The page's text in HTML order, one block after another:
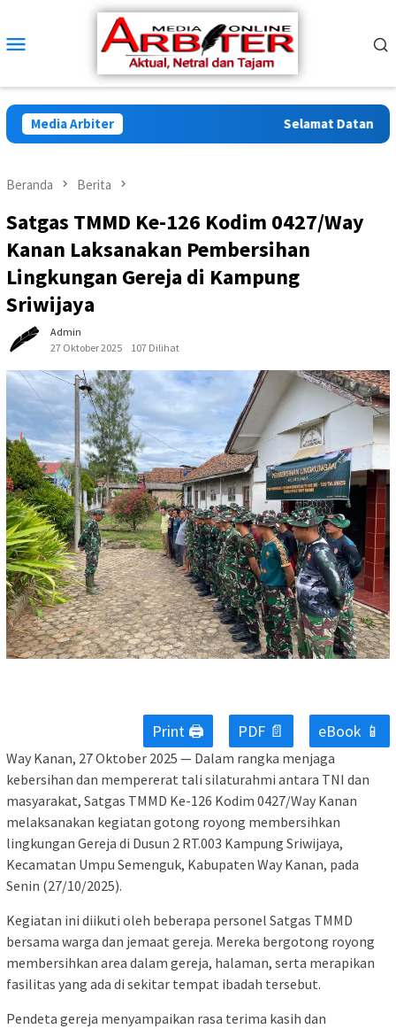
konten
Mobile
Media Arbiter Selamat Datang di
Beranda Berita
Satgas TMMD Ke-126 Kodim 0427/Way
Kanan Laksanakan Pembersihan
Lingkungan Gereja di Kampung
Sriwijaya
Admin
27 Oktober 2025
107 Dilihat
Print 🖨 PDF 📄 eBook 📱
Way Kanan, 27 Oktober 2025 — Dalam rangka menjaga
kebersihan dan mempererat tali silaturahmi antara TNI dan
masyarakat, Satgas TMMD Ke-126 Kodim 0427/Way Kanan
melaksanakan kegiatan gotong royong membersihkan
lingkungan Gereja di Dusun 2 RT.003 Kampung Sriwijaya,
Kecamatan Umpu Semenguk, Kabupaten Way Kanan, pada
Senin (27/10/2025).
Kegiatan ini diikuti oleh beberapa personel Satgas TMMD
bersama warga dan jemaat gereja. Mereka bergotong royong
membersihkan area dalam gereja, halaman, serta merapikan
fasilitas yang ada di sekitar tempat ibadah tersebut.
Pendeta gereja menyampaikan rasa terima kasih dan